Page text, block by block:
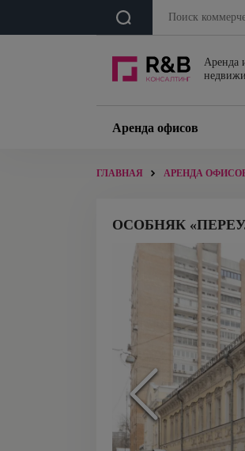
Аренда
Аренда офисов
ГЛАВНАЯ АРЕНДА
ОСОБНЯК